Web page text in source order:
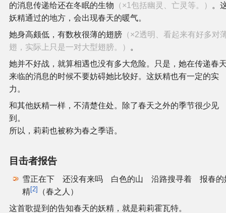
的消息传递给还在冬眠的生物 （×1包括幽灵、亡灵等。）
。
妖精通过的地方，会出现春天的暖气。
她身高颇低，有数枚很薄的翅膀 （×2透明、看起来有好多对
翅，实际上只是一对大型翅膀。）
。
她并不好战，就算相遇也没有多大危险。只是，她在传递春
来临的消息的时候不要妨碍她比较好。这妖精也有一定的实
力。
和其他妖精一样，不清楚住处。除了春天之外的季节很少见
到。
所以，莉莉也被称为春之季语。
目击者报告
雪正在下 还没有来吗 白色的山 沿路搜寻着 报春的
精 2
（春之人）
这首歌提到的告知春天的妖精，就是莉莉霍瓦特。